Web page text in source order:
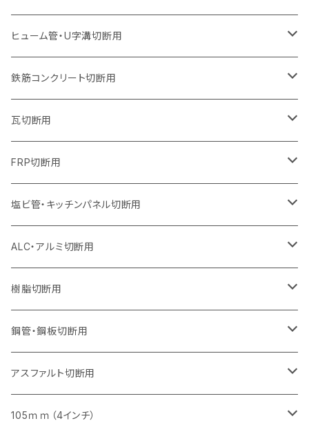
セグメントタイプ
305mm（12インチ）
セグメント
セグメント（特殊凸凹加工チップ）
355mm（14インチ）
セグメント
セグメント（特殊凸凹加工チップ）
405mm（16インチ）
セグメントタイプ
ウェーブタイプ
セグメントタイプ
ウェーブタイプ
230mm（9インチ）
セグメントタイプ
ウェーブタイプ
255mm（10インチ）
セグメントタイプ
305mm（12インチ）
セグメント
セグメント（特殊凸凹加工チップ）
355mm（14インチ）
セグメント
セグメント（特殊凸凹加工チップ）
ウェーブタイプ
セグメントタイプ
ウェーブタイプ
205mm（8インチ）
セグメントタイプ
ウェーブタイプ
230mm（9インチ）
セグメントタイプ
ウェーブタイプ
255mm（10インチ）
セグメントタイプ
305mm（12インチ）
セグメント
セグメント（特殊凸凹加工チップ）
355mm（14インチ）
セグメント
セグメント（特殊凸凹加工チップ）
セグメントタイプ（ビス穴付き
セグメントタイプ
180mm（7インチ）
セグメントタイプ
205mm（8インチ）
セグメントタイプ
230mm（9インチ）
セグメントタイプ
255mm（10インチ）
セグメントタイプ（一般道路カッター用
305mm（12インチ）
セグメントタイプ
セグメントタイプ（一般道路カッター用
355mm（14インチ）
セグメントタイプ
セグメントタイプ（一般道路カッター用
405mm（16インチ）
セグメントタイプ
セグメントタイプ（一般道路カッター用
455mm（18インチ）
セグメント（一般道路カッター用
セグメントタイプ（ビス穴付き
セグメントタイプ
セグメントタイプ（ビス穴付き
150mm（6インチ）
セグメントタイプ
180mm（7インチ）
セグメントタイプ
205mm（8インチ）
セグメントタイプ
230mm（9インチ）
セグメントタイプ
305mm（12インチ）
セグメントタイプ
埋設鋳鉄管工事対応タイプ
355mm（14インチ）
セグメントタイプ
埋設鋳鉄管工事対応タイプ
405mm（16インチ）
セグメントタイプ
埋設鋳鉄管工事対応タイプ
セグメントタイプ
ウェーブタイプ
125mm（5インチ）
セグメントタイプ
ウェーブタイプ
150mm（6インチ）
セグメントタイプ
ウェーブタイプ
180mm（7インチ）
セグメントタイプ
ウェーブタイプ
205mm（8インチ）
セグメントタイプ
ウェーブタイプ
230mm（9インチ）
セグメントタイプ
ウェーブタイプ
255mm（10インチ）
セグメントタイプ
セグメントタイプ（一般道路カッター用
305mm（12インチ）
セグメント
セグメント（特殊凸凹加工チップ）
355mm（14インチ）
セグメント
セグメント（特殊凸凹加工チップ）
405mm（16インチ）
セグメント
473mm（18インチ）
125mm（5インチ）
ヒューム管・U字溝切断用
105mm（4インチ）
セグメントタイプ
125mm（5インチ）
セグメントタイプ
150mm（6インチ）
セグメントタイプ
180mm（7インチ）
セグメントタイプ
205mm（8インチ）
セグメントタイプ
230mm（9インチ）
セグメントタイプ
255mm（10インチ）
セグメントタイプ
305mm（12インチ）
セグメント
355mm（14インチ）
鉄筋コンクリート切断用
305mm（12インチ）
セグメントタイプ
355mm（14インチ）
セグメントタイプ
405mm（16インチ）
セグメントタイプ
瓦切断用
105mm（4インチ）
FRP切断用
125ｍｍ（5インチ）
塩ビ管・キッチンパネル切断用
125ｍｍ（5インチ）
ALC・アルミ切断用
305mm（12インチ）
砥石（補強綱入り）
355mm（14インチ）
砥石（補強綱入り）
樹脂切断用
305mm（12インチ）
砥石（補強綱入り）
355mm（14インチ）
砥石（補強綱入り）
鋼管・鋼板切断用
305mm（12インチ）
砥石（補強綱入り）
355mm（14インチ）
アスファルト切断用
255ｍｍ（10インチ）
105ｍｍ（4インチ）